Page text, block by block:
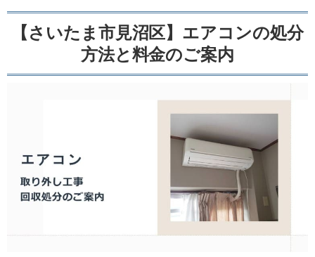
【さいたま市見沼区】エアコンの処分
方法と料金のご案内